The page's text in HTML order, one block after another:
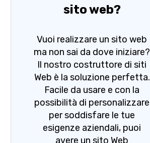
sito web?
Vuoi realizzare un sito web
ma non sai da dove iniziare?
Il nostro costruttore di siti
Web è la soluzione perfetta.
Facile da usare e con la
possibilità di personalizzare
per soddisfare le tue
esigenze aziendali, puoi
avere un sito Web